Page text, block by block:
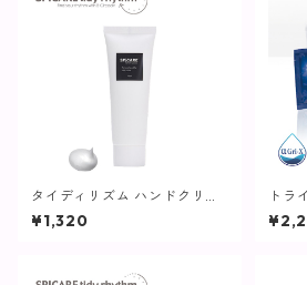
タイディリズム ハンドクリー
ム / 75ml【SPICARE】
¥1,320
トラ
とり